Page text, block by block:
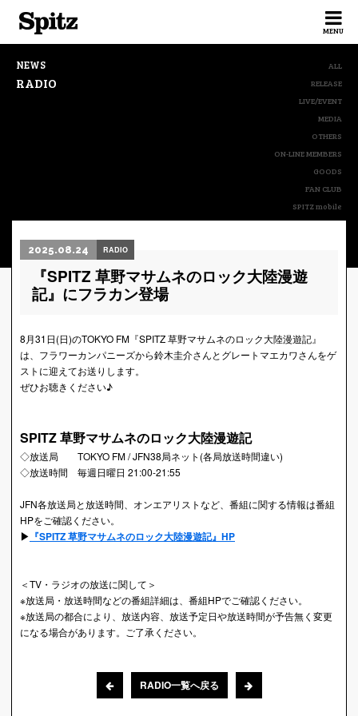
MENU
NEWS
RADIO
ALL
RELEASE
LIVE/EVENT
MEDIA
OTHERS
ON-LINE MEMBERS
GOODS
FAN CLUB
SPITZ mobile
2025.08.24 RADIO
『SPITZ 草野マサムネのロック大陸漫遊
記』にフラカン登場
8月31日(日)のTOKYO FM『SPITZ 草野マサムネのロック大陸漫遊記』
は、フラワーカンパニーズから鈴木圭介さんとグレートマエカワさんをゲ
ストに迎えてお送りします。
ぜひお聴きください♪
SPITZ 草野マサムネのロック大陸漫遊記
◇放送局 TOKYO FM / JFN38局ネット(各局放送時間違い)
◇放送時間 毎週日曜日 21:00-21:55
JFN各放送局と放送時間、オンエアリストなど、番組に関する情報は番組
HPをご確認ください。
▶︎ 『SPITZ 草野マサムネのロック大陸漫遊記』HP
＜TV・ラジオの放送に関して＞
※放送局・放送時間などの番組詳細は、番組HPでご確認ください。
※放送局の都合により、放送内容、放送予定日や放送時間が予告無く変更
になる場合があります。ご了承ください。
RADIO一覧へ戻る